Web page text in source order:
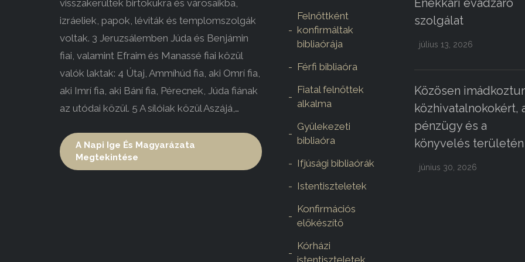
visszakerültek birtokukra és városaikba,
izráeliek, papok, léviták és templomszolgák
voltak. 3 Jeruzsálemben Júda és Benjámin
fiai, valamint Efraim és Manassé fiai közül
valók laktak: 4 Útaj, Ammíhúd fia, aki Omrí fia,
aki Imrí fia, aki Bání fia, Pérecnek, Júda fiának
az utódai közül. 5 A sílóiak közül Aszájá,…
A Napi Ige És Magyarázata
Megtekintése
Felnőttként
konfirmáltak
bibliaórája
Férfi bibliaóra
Fiatal felnőttek
alkalma
Gyülekezeti
bibliaóra
Ifjúsági bibliaórák
Istentiszteletek
Konfirmációs
előkészítő
Kórházi
Énekkari évadzáró
szolgálat
július 13, 2026
Közösen
közhivatalnokokért,
pénzügy és a
könyvelés területén
június 30, 2026